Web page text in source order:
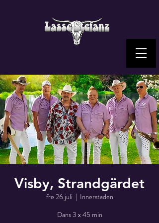
Visby, Strandgärdet
fre 26 juli
  |
Innerstaden
Dans 3 x 45 min